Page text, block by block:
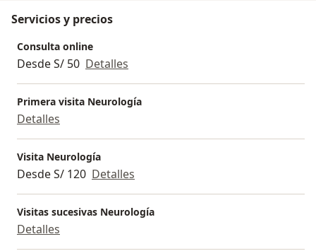
Servicios y precios
Consulta online
Desde S/ 50 Detalles
Primera visita Neurología
Detalles
Visita Neurología
Desde S/ 120 Detalles
Visitas sucesivas Neurología
Detalles